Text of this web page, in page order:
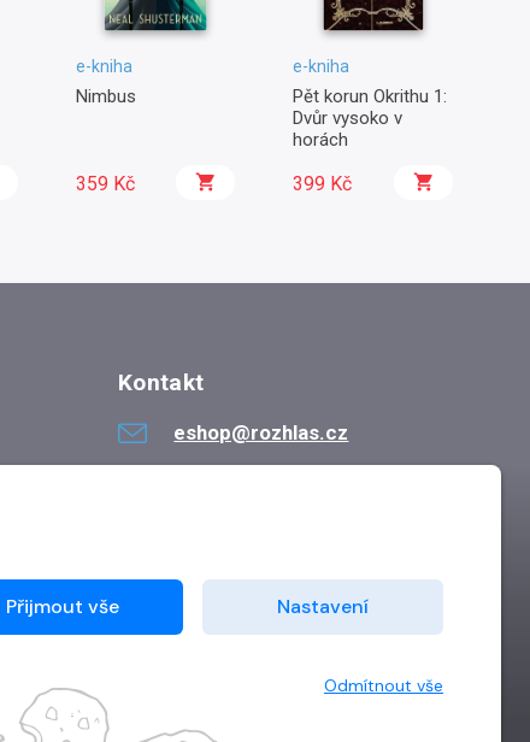
e-kniha
Nimbus
359 Kč
e-kniha
Pět korun Okrithu 1:
Dvůr vysoko v
horách
399 Kč
Kontakt
eshop@rozhlas.cz
Přijmout vše Nastavení
Odmítnout vše